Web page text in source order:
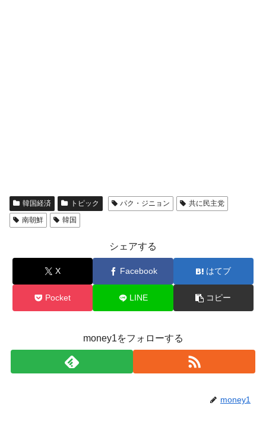
韓国経済 トピック パク・ジニョン
共に民主党
南朝鮮
韓国
シェアする
X Facebook はてブ
Pocket LINE コピー
money1をフォローする
money1